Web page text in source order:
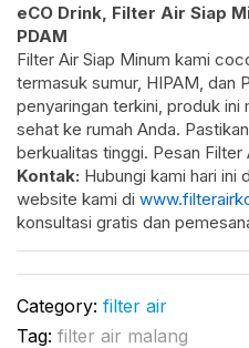
eCO Drink, Filter Air Siap
PDAM
Filter Air Siap Minum kami
termasuk sumur, HIPAM, dan
penyaringan terkini, produk ini
sehat ke rumah Anda.
berkualitas tinggi. Pesan Filter
Kontak: Hubungi kami hari ini
website kami di
konsultasi gratis dan
Category: filter air
Tag: filter air malang